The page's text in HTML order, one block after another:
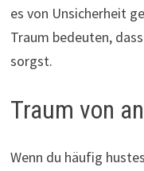
es von Unsicherheit
Traum bedeuten,
sorgst.
Traum von
Wenn du häufig